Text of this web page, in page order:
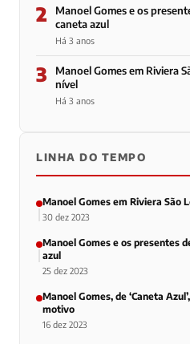
2
Manoel Gomes e os
caneta azul
Há 3 anos
3
Manoel Gomes em Riviera
nível
Há 3 anos
LINHA DO TEMPO
Manoel Gomes em Riviera São
30 dez 2023
Manoel Gomes e os presentes
azul
25 dez 2023
Manoel Gomes, de ‘Caneta
motivo
16 dez 2023